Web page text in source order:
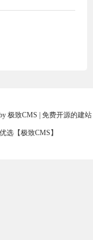
极致CMS | 免费开源的建站
选【极致CMS】